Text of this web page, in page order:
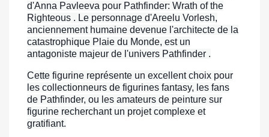
d'Anna Pavleeva pour Pathfinder: Wrath of the
Righteous . Le personnage d'Areelu Vorlesh,
anciennement humaine devenue l'architecte de la
catastrophique Plaie du Monde, est un
antagoniste majeur de l'univers Pathfinder .
Cette figurine représente un excellent choix pour
les collectionneurs de figurines fantasy, les fans
de Pathfinder, ou les amateurs de peinture sur
figurine recherchant un projet complexe et
gratifiant.